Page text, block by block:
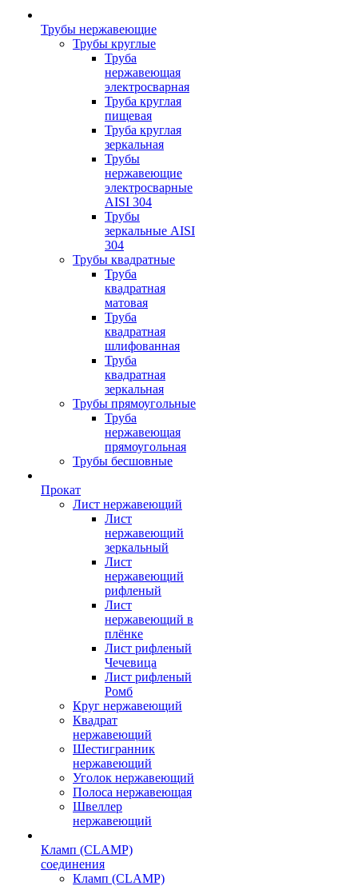
Трубы нержавеющие
Трубы круглые
Труба
нержавеющая
электросварная
Труба круглая
пищевая
Труба круглая
зеркальная
Трубы
нержавеющие
электросварные
AISI 304
Трубы
зеркальные AISI
304
Трубы квадратные
Труба
квадратная
матовая
Труба
квадратная
шлифованная
Труба
квадратная
зеркальная
Трубы прямоугольные
Труба
нержавеющая
прямоугольная
Трубы бесшовные
Прокат
Лист нержавеющий
Лист
нержавеющий
зеркальный
Лист
нержавеющий
рифленый
Лист
нержавеющий в
плёнке
Лист рифленый
Чечевица
Лист рифленый
Ромб
Круг нержавеющий
Квадрат
нержавеющий
Шестигранник
нержавеющий
Уголок нержавеющий
Полоса нержавеющая
Швеллер
нержавеющий
Кламп (CLAMP)
соединения
Кламп (CLAMP)